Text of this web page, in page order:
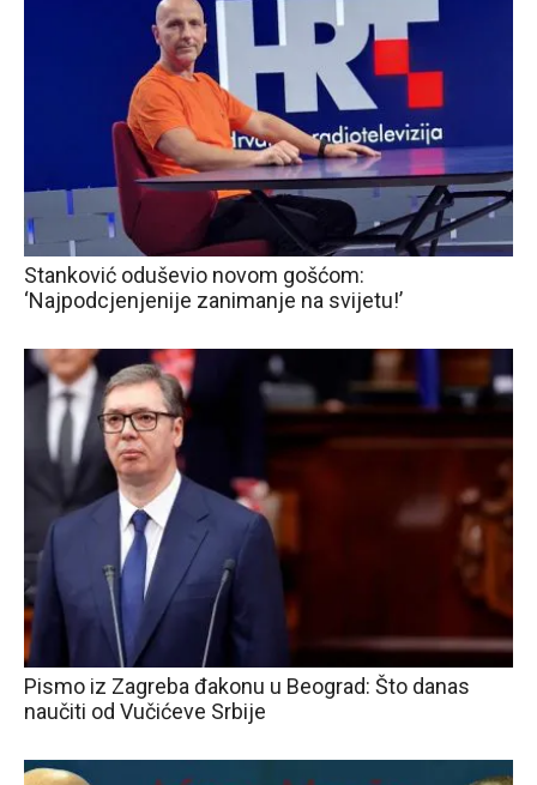
Stanković oduševio novom gošćom:
‘Najpodcjenjenije zanimanje na svijetu!’
Pismo iz Zagreba đakonu u Beograd: Što danas
naučiti od Vučićeve Srbije